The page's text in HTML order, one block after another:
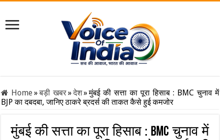
Home» बड़ी खबर» देश» मुंबई की सत्ता का पूरा हिसाब : BMC चुनाव में
BJP का दबदबा, जानिए ठाकरे ब्रदर्स की ताकत कैसे हुई कमजोर
मुंबई की सत्ता का पूरा हिसाब : BMC चुनाव में